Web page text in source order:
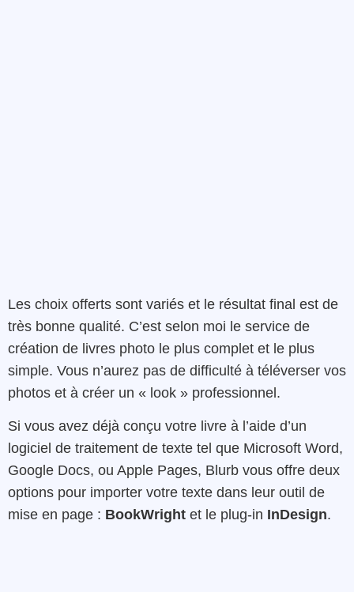
Les choix offerts sont variés et le résultat final est de
très bonne qualité. C’est selon moi le service de
création de livres photo le plus complet et le plus
simple. Vous n’aurez pas de difficulté à téléverser vos
photos et à créer un « look » professionnel.
Si vous avez déjà conçu votre livre à l’aide d’un
logiciel de traitement de texte tel que Microsoft Word,
Google Docs, ou Apple Pages, Blurb vous offre deux
options pour importer votre texte dans leur outil de
mise en page : BookWright et le plug-in InDesign.